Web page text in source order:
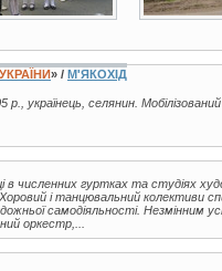
» / М'ЯКОХІД
р., українець, селянин.
численних гуртках та студіях
і танцювальний колективи
самодіяльності. Незмінним
оркестр,...